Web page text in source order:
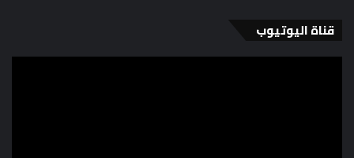
قناة اليوتيوب